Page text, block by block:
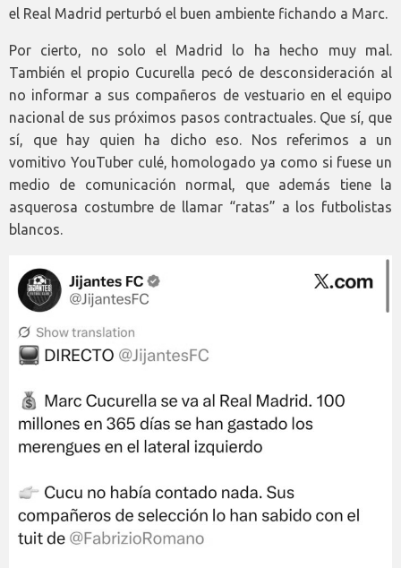
el Real Madrid perturbó el buen ambiente fichando a Marc.
Por cierto, no solo el Madrid lo ha hecho muy mal.
También el propio Cucurella pecó de desconsideración al
no informar a sus compañeros de vestuario en el equipo
nacional de sus próximos pasos contractuales. Que sí, que
sí, que hay quien ha dicho eso. Nos referimos a un
vomitivo YouTuber culé, homologado ya como si fuese un
medio de comunicación normal, que además tiene la
asquerosa costumbre de llamar “ratas” a los futbolistas
blancos.